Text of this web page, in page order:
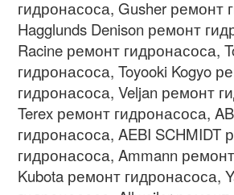
гидронасоса, Gusher ремонт
Hagglunds Denison ремонт
Racine ремонт гидронасоса,
гидронасоса, Toyooki Kogyo
гидронасоса, Veljan ремонт
Terex ремонт гидронасоса,
гидронасоса, AEBI SCHMIDT
гидронасоса, Ammann
Kubota ремонт гидронасоса,